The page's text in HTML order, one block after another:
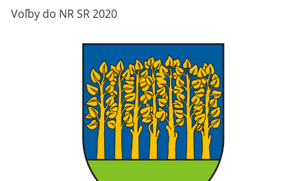
Voľby do NR SR 2020